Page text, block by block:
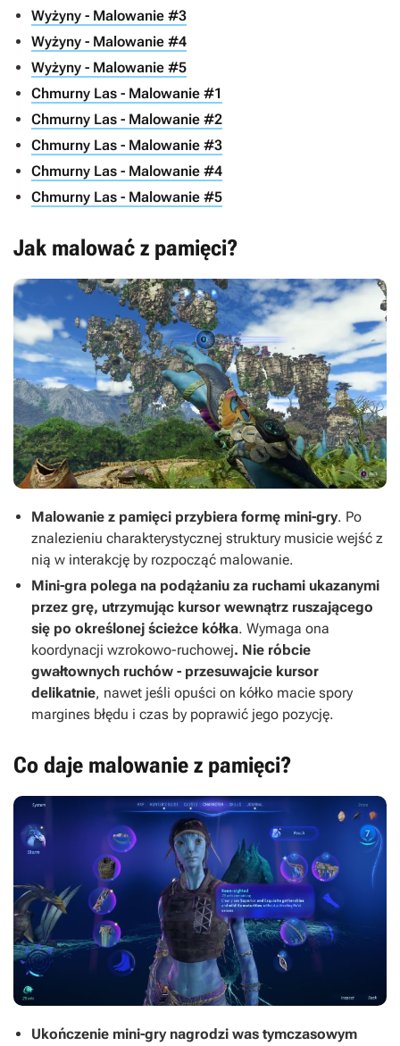
Wyżyny - Malowanie #3
Wyżyny - Malowanie #4
Wyżyny - Malowanie #5
Chmurny Las - Malowanie #1
Chmurny Las - Malowanie #2
Chmurny Las - Malowanie #3
Chmurny Las - Malowanie #4
Chmurny Las - Malowanie #5
Jak malować z pamięci?
Malowanie z pamięci przybiera formę mini-gry. Po
znalezieniu charakterystycznej struktury musicie wejść z
nią w interakcję by rozpocząć malowanie.
Mini-gra polega na podążaniu za ruchami ukazanymi
przez grę, utrzymując kursor wewnątrz ruszającego
się po określonej ścieżce kółka. Wymaga ona
koordynacji wzrokowo-ruchowej. Nie róbcie
gwałtownych ruchów - przesuwajcie kursor
delikatnie, nawet jeśli opuści on kółko macie spory
margines błędu i czas by poprawić jego pozycję.
Co daje malowanie z pamięci?
Ukończenie mini-gry nagrodzi was tymczasowym